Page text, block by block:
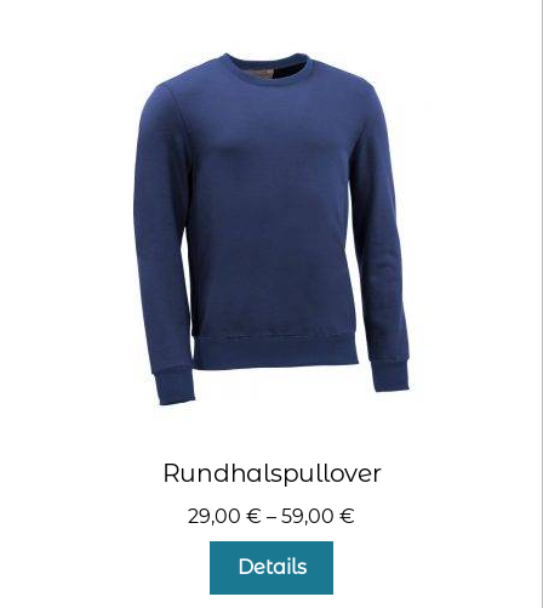
Die
Optionen
können
auf
der
Produktseite
gewählt
werden
Rundhalspullover
29,00 € – 59,00 €
Details